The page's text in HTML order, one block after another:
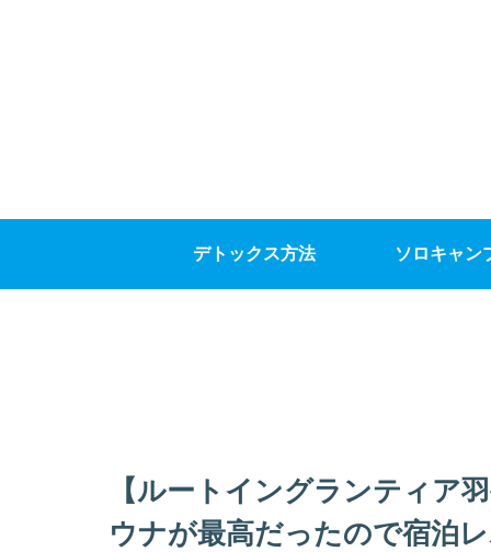
デトックス方法 ソロキャン
【ルートイングランティア
ウナが最高だったので宿泊